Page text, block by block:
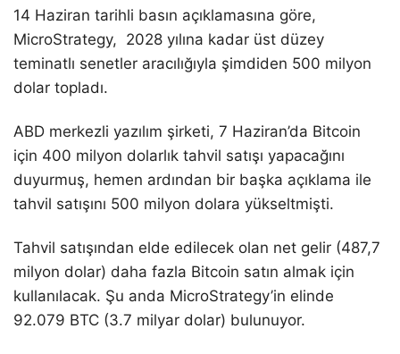
14 Haziran tarihli basın açıklamasına göre,
MicroStrategy, 2028 yılına kadar üst düzey
teminatlı senetler aracılığıyla şimdiden 500 milyon
dolar topladı.
ABD merkezli yazılım şirketi, 7 Haziran’da Bitcoin
için 400 milyon dolarlık tahvil satışı yapacağını
duyurmuş, hemen ardından bir başka açıklama ile
tahvil satışını 500 milyon dolara yükseltmişti.
Tahvil satışından elde edilecek olan net gelir (487,7
milyon dolar) daha fazla Bitcoin satın almak için
kullanılacak. Şu anda MicroStrategy’in elinde
92.079 BTC (3.7 milyar dolar) bulunuyor.